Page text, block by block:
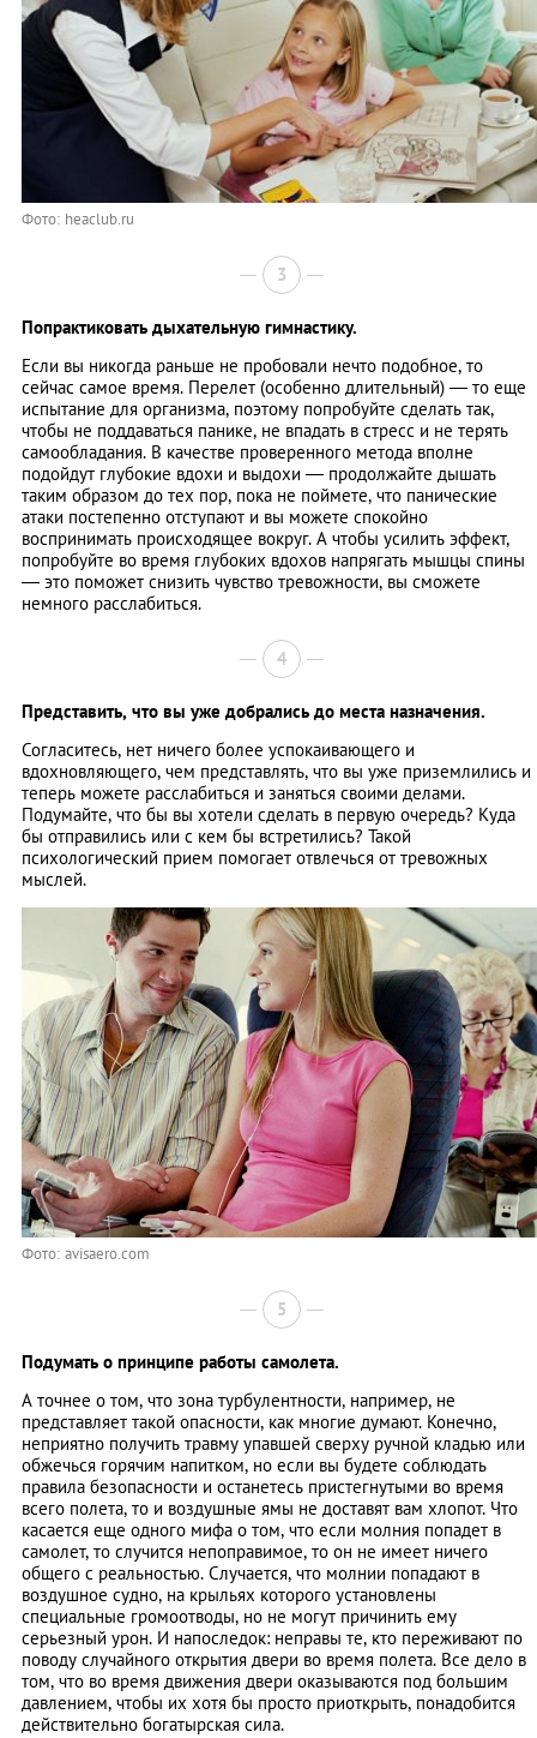
Фото: heaclub.ru
3
Попрактиковать дыхательную гимнастику.
Если вы никогда раньше не пробовали нечто подобное, то
сейчас самое время. Перелет (особенно длительный) — то еще
испытание для организма, поэтому попробуйте сделать так,
чтобы не поддаваться панике, не впадать в стресс и не терять
самообладания. В качестве проверенного метода вполне
подойдут глубокие вдохи и выдохи — продолжайте дышать
таким образом до тех пор, пока не поймете, что панические
атаки постепенно отступают и вы можете спокойно
воспринимать происходящее вокруг. А чтобы усилить эффект,
попробуйте во время глубоких вдохов напрягать мышцы спины
— это поможет снизить чувство тревожности, вы сможете
немного расслабиться.
4
Представить, что вы уже добрались до места назначения.
Согласитесь, нет ничего более успокаивающего и
вдохновляющего, чем представлять, что вы уже приземлились и
теперь можете расслабиться и заняться своими делами.
Подумайте, что бы вы хотели сделать в первую очередь? Куда
бы отправились или с кем бы встретились? Такой
психологический прием помогает отвлечься от тревожных
мыслей.
Фото: avisaero.com
5
Подумать о принципе работы самолета.
А точнее о том, что зона турбулентности, например, не
представляет такой опасности, как многие думают. Конечно,
неприятно получить травму упавшей сверху ручной кладью или
обжечься горячим напитком, но если вы будете соблюдать
правила безопасности и останетесь пристегнутыми во время
всего полета, то и воздушные ямы не доставят вам хлопот. Что
касается еще одного мифа о том, что если молния попадет в
самолет, то случится непоправимое, то он не имеет ничего
общего с реальностью. Случается, что молнии попадают в
воздушное судно, на крыльях которого установлены
специальные громоотводы, но не могут причинить ему
серьезный урон. И напоследок: неправы те, кто переживают по
поводу случайного открытия двери во время полета. Все дело в
том, что во время движения двери оказываются под большим
давлением, чтобы их хотя бы просто приоткрыть, понадобится
действительно богатырская сила.